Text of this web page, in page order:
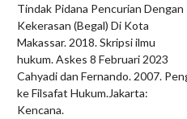
Tindak Pidana Pencurian Dengan
Kekerasan (Begal) Di Kota
Makassar. 2018. Skripsi ilmu
hukum. Askes 8 Februari 2023
Cahyadi dan Fernando. 2007.
ke Filsafat Hukum.Jakarta:
Kencana.